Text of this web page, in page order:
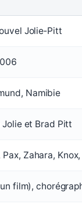
Jolie‑Pitt
Namibie
Jolie et Brad Pitt
Zahara,
film),